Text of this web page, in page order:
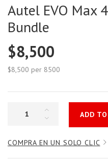
Autel EVO Max
Bundle
$8,500
$8,500 per 8500
ADD TO
COMPRA EN UN SOLO CLIC